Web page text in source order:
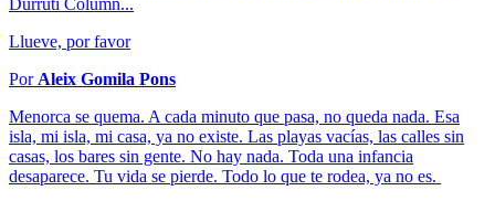
Llueve, por favor
Por Aleix Gomila Pons
Menorca se quema. A cada minuto que pasa, no queda nada. Esa
isla, mi isla, mi casa, ya no existe. Las playas vacías, las calles sin
casas, los bares sin gente. No hay nada. Toda una infancia
desaparece. Tu vida se pierde. Todo lo que te rodea, ya no es.